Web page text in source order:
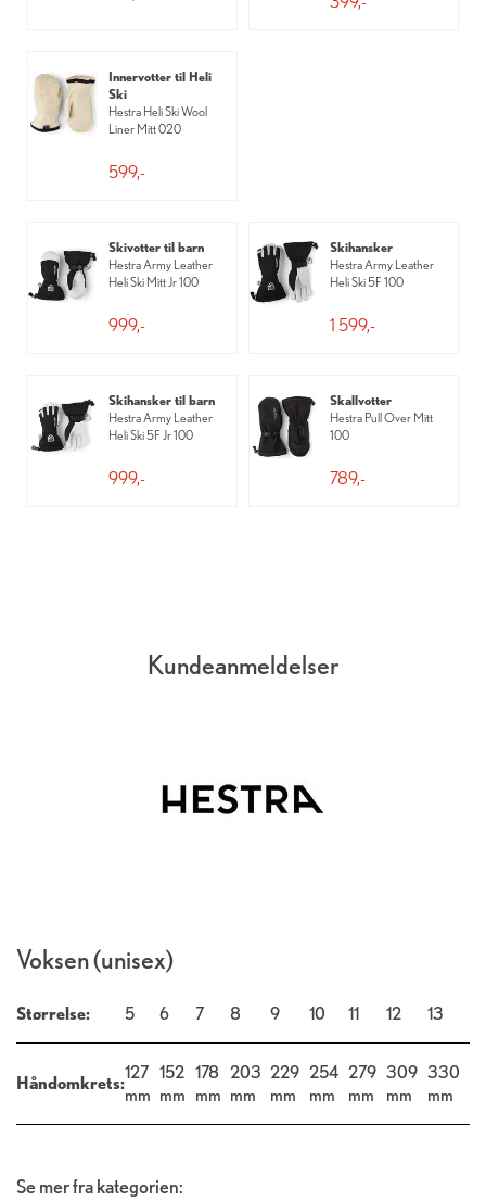
Innervotter til Heli
Ski
Hestra Heli Ski Wool
Liner Mitt 020
599,-
Skivotter til barn
Hestra Army Leather
Heli Ski Mitt Jr 100
999,-
Skihansker
Hestra Army Leather
Heli Ski 5F 100
1 599,-
Skihansker til barn
Hestra Army Leather
Heli Ski 5F Jr 100
999,-
Skallvotter
Hestra Pull Over Mitt
100
789,-
Kundeanmeldelser
Voksen (unisex)
Størrelse: 5 6 7 8 9 10 11 12 13
Håndomkrets:
127
mm
152
mm
178
mm
203
mm
229
mm
254
mm
279
mm
309
mm
330
mm
Se mer fra kategorien: